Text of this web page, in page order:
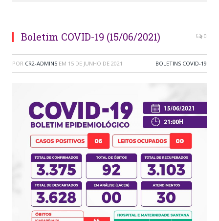
Boletim COVID-19 (15/06/2021) 0
POR CR2-ADMIN5 EM 15 DE JUNHO DE 2021 BOLETINS COVID-19